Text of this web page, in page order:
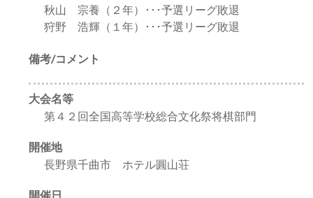
秋山 宗養（２年）･･･予選リーグ敗退
狩野 浩輝（１年）･･･予選リーグ敗退
備考/コメント
大会名等
第４２回全国高等学校総合文化祭将棋部門
開催地
長野県千曲市 ホテル圓山荘
開催日